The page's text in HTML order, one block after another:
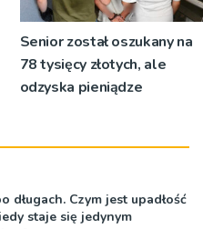
Senior został oszukany na
78 tysięcy złotych, ale
odzyska pieniądze
długach. Czym jest upadłość
staje się jedynym